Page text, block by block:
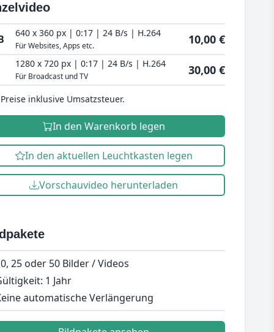
640 x 360 px | 0:17 | 24 B/s | H.264
Für Websites, Apps etc. 10,00 €
1280 x 720 px | 0:17 | 24 B/s | H.264
Für Broadcast und TV 30,00 €
inklusive Umsatzsteuer.
In den Warenkorb legen
In den aktuellen Leuchtkasten legen
Vorschauvideo herunterladen
25 oder 50 Bilder / Videos
1 Jahr
automatische Verlängerung